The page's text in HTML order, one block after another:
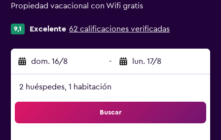
Propiedad vacacional con Wifi gratis
9,1 Excelente 62 calificaciones verificadas
dom. 16/8 - lun. 17/8
2 huéspedes, 1 habitación
Buscar